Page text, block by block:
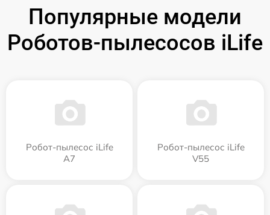
Популярные модели
Роботов-пылесосов iLife
Робот-пылесос iLife
A7
Робот-пылесос iLife
V55